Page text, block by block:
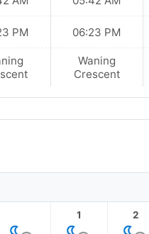
PM 06:23 PM
Waning
Crescent
1 2